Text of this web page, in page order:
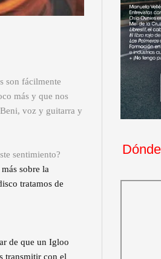
son fácilmente
más y que nos
voz y guitarra y
sentimiento?
sobre la
tratamos de
de que un Igloo
transmitir con el